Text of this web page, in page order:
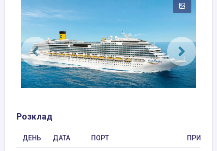
Розклад
ДЕНЬ ДАТА ПОРТ